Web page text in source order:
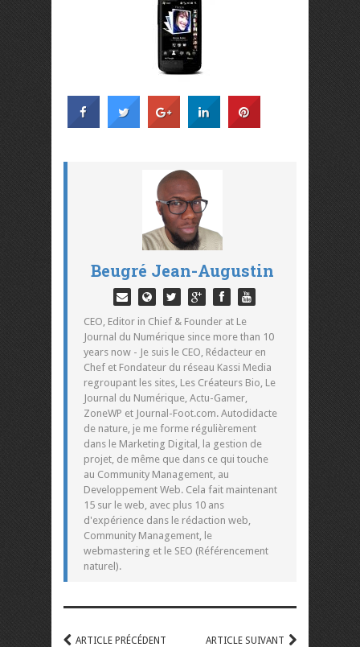
Beugré Jean-Augustin
CEO, Editor in Chief & Founder at Le
Journal du Numérique since more than 10
years now - Je suis le CEO, Rédacteur en
Chef et Fondateur du réseau Kassi Media
regroupant les sites, Les Créateurs Bio, Le
Journal du Numérique, Actu-Gamer,
ZoneWP et Journal-Foot.com. Autodidacte
de nature, je me forme régulièrement
dans le Marketing Digital, la gestion de
projet, de même que dans ce qui touche
au Community Management, au
Developpement Web. Cela fait maintenant
15 sur le web, avec plus 10 ans
d'expérience dans le rédaction web,
Community Management, le
webmastering et le SEO (Référencement
naturel).
ARTICLE PRÉCÉDENT ARTICLE SUIVANT